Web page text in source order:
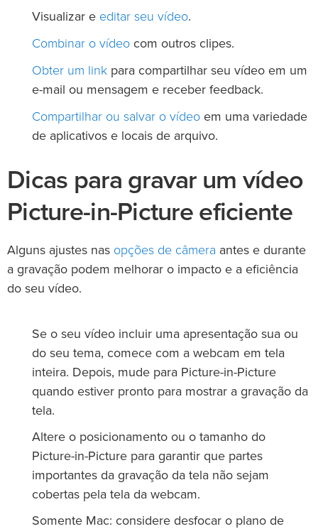
Visualizar e editar seu vídeo.
Combinar o vídeo com outros clipes.
Obter um link para compartilhar seu vídeo em um
e-mail ou mensagem e receber feedback.
Compartilhar ou salvar o vídeo em uma variedade
de aplicativos e locais de arquivo.
Dicas para gravar um vídeo
Picture-in-Picture eficiente
Alguns ajustes nas opções de câmera antes e durante
a gravação podem melhorar o impacto e a eficiência
do seu vídeo.
Se o seu vídeo incluir uma apresentação sua ou
do seu tema, comece com a webcam em tela
inteira. Depois, mude para Picture-in-Picture
quando estiver pronto para mostrar a gravação da
tela.
Altere o posicionamento ou o tamanho do
Picture-in-Picture para garantir que partes
importantes da gravação da tela não sejam
cobertas pela tela da webcam.
Somente Mac: considere desfocar o plano de